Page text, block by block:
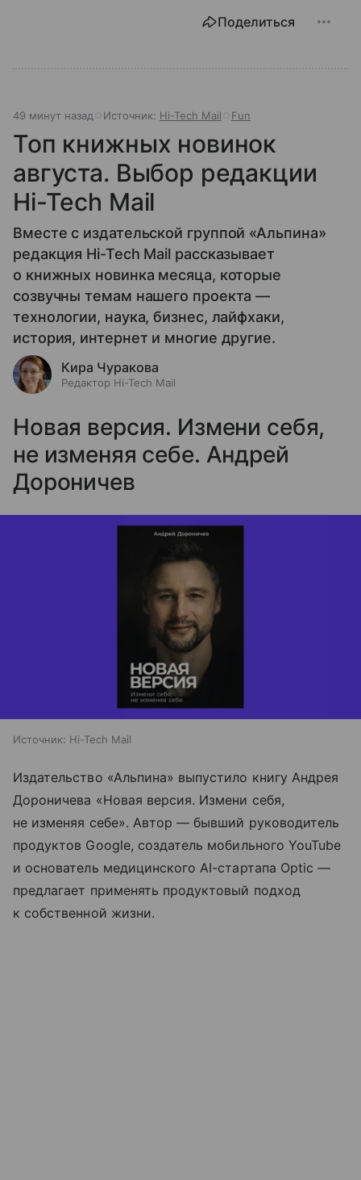
Поделиться
49 минут назад Источник: Hi-Tech Mail Fun
Топ книжных новинок
августа. Выбор редакции
Hi-Tech Mail
Вместе с издательской группой «Альпина»
редакция Hi-Tech Mail рассказывает
о книжных новинка месяца, которые
созвучны темам нашего проекта —
технологии, наука, бизнес, лайфхаки,
история, интернет и многие другие.
Кира Чуракова
Редактор Hi-Tech Mail
Новая версия. Измени себя,
не изменяя себе. Андрей
Дороничев
Источник: Hi-Tech Mail
Издательство «Альпина» выпустило книгу Андрея
Дороничева «Новая версия. Измени себя,
не изменяя себе». Автор — бывший руководитель
продуктов Google, создатель мобильного YouTube
и основатель медицинского AI-стартапа Optic —
предлагает применять продуктовый подход
к собственной жизни.